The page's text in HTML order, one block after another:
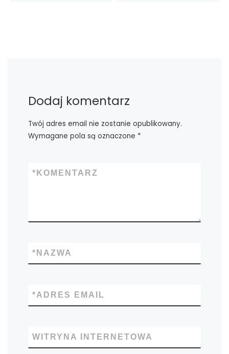
Dodaj komentarz
Twój adres email nie zostanie opublikowany.
Wymagane pola są oznaczone *
KOMENTARZ
*
NAZWA
*
ADRES EMAIL
*
WITRYNA INTERNETOWA